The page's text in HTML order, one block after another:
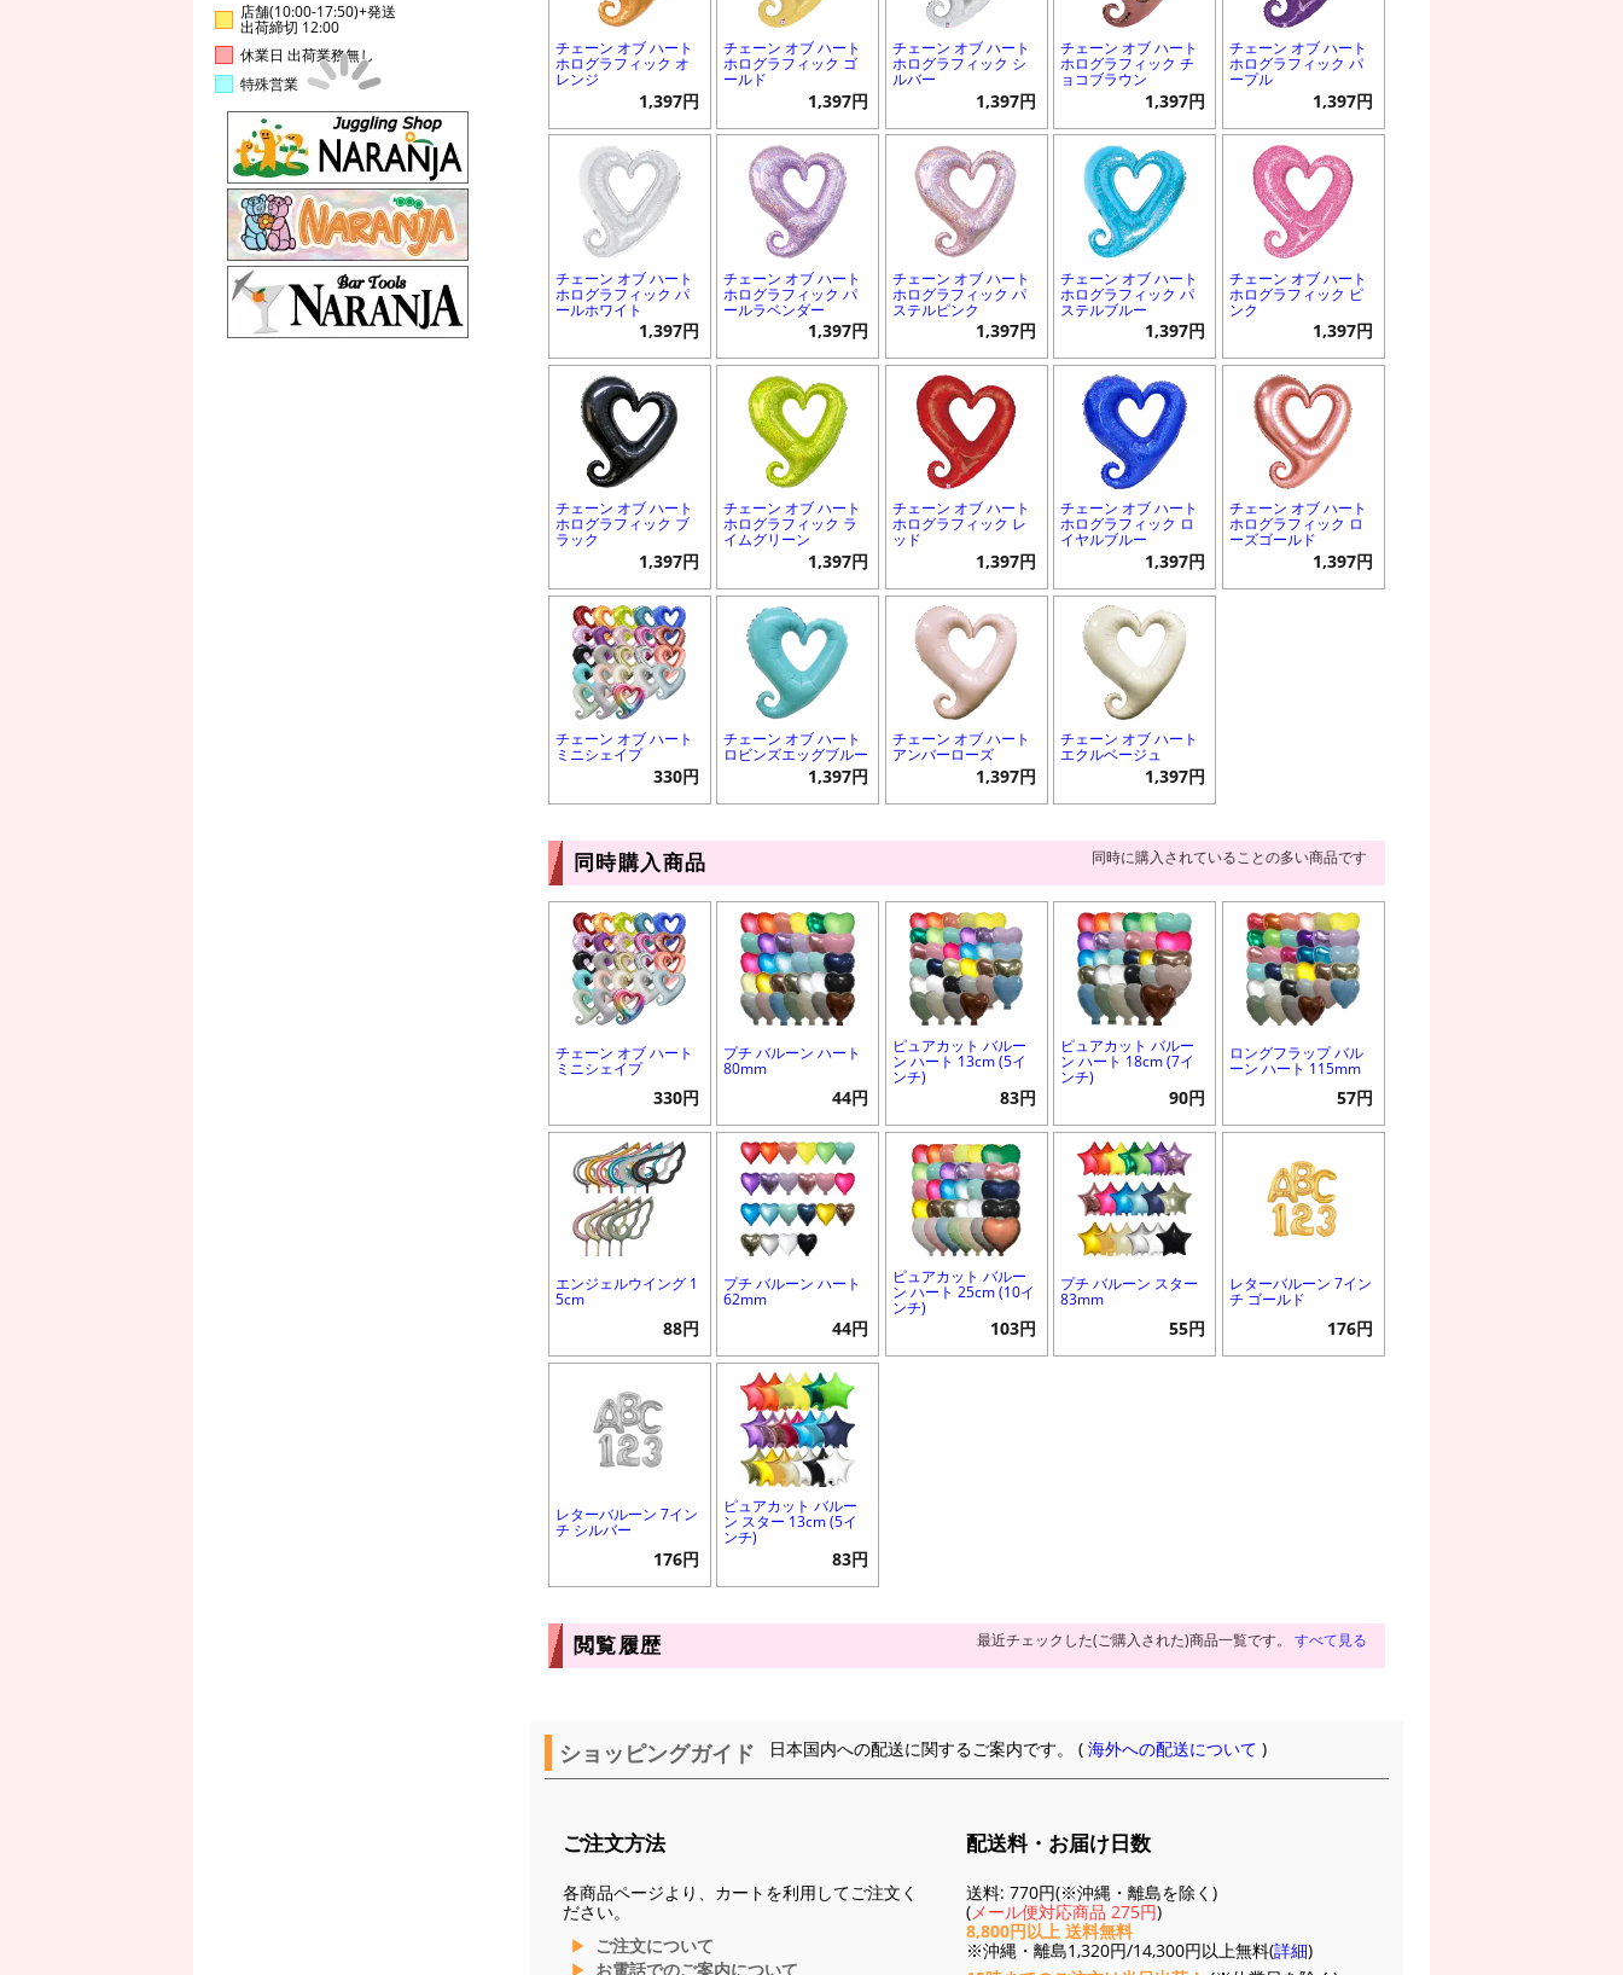
店舗(10:00-17:50)+発送
出荷締切 12:00
休業日 出荷業務無し
特殊営業
チェーン オブ ハート
ホログラフィック オ
レンジ
1,397円
チェーン オブ ハート
ホログラフィック ゴ
ールド
1,397円
チェーン オブ ハート
ホログラフィック シ
ルバー
1,397円
チェーン オブ ハート
ホログラフィック チ
ョコブラウン
1,397円
チェーン オブ ハート
ホログラフィック パ
ープル
1,397円
チェーン オブ ハート
ホログラフィック パ
ールホワイト
1,397円
チェーン オブ ハート
ホログラフィック パ
ールラベンダー
1,397円
チェーン オブ ハート
ホログラフィック パ
ステルピンク
1,397円
チェーン オブ ハート
ホログラフィック パ
ステルブルー
1,397円
チェーン オブ ハート
ホログラフィック ピ
ンク
1,397円
チェーン オブ ハート
ホログラフィック ブ
ラック
1,397円
チェーン オブ ハート
ホログラフィック ラ
イムグリーン
1,397円
チェーン オブ ハート
ホログラフィック レ
ッド
1,397円
チェーン オブ ハート
ホログラフィック ロ
イヤルブルー
1,397円
チェーン オブ ハート
ホログラフィック ロ
ーズゴールド
1,397円
チェーン オブ ハート
ミニシェイプ
330円
チェーン オブ ハート
ロビンズエッグブルー
1,397円
チェーン オブ ハート
アンバーローズ
1,397円
チェーン オブ ハート
エクルベージュ
1,397円
同時購入商品 同時に購入されていることの多い商品です
チェーン オブ ハート
ミニシェイプ
330円
プチ バルーン ハート
80mm
44円
ピュアカット バルー
ン ハート 13cm (5イ
ンチ)
83円
ピュアカット バルー
ン ハート 18cm (7イ
ンチ)
90円
ロングフラップ バル
ーン ハート 115mm
57円
エンジェルウイング 1
5cm
88円
プチ バルーン ハート
62mm
44円
ピュアカット バルー
ン ハート 25cm (10イ
ンチ)
103円
プチ バルーン スター
83mm
55円
レターバルーン 7イン
チ ゴールド
176円
レターバルーン 7イン
チ シルバー
176円
ピュアカット バルー
ン スター 13cm (5イ
ンチ)
83円
閲覧履歴 最近チェックした(ご購入された)商品一覧です。 すべて見る
ショッピングガイド 日本国内への配送に関するご案内です。 (海外への配送について )
ご注文方法
各商品ページより、カートを利用してご注文く
ださい。
ご注文について
お電話でのご案内について
配送料・お届け日数
送料: 770円(※沖縄・離島を除く)
(メール便対応商品 275円)
8,800円以上 送料無料
※沖縄・離島1,320円/14,300円以上無料(詳細)